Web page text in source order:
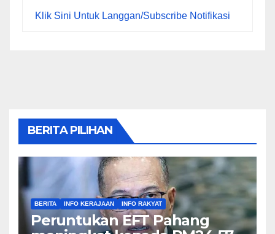
Klik Sini Untuk Langgan/Subscribe Notifikasi
BERITA PILIHAN
BERITA INFO KERAJAAN INFO RAKYAT
Peruntukan EFT Pahang